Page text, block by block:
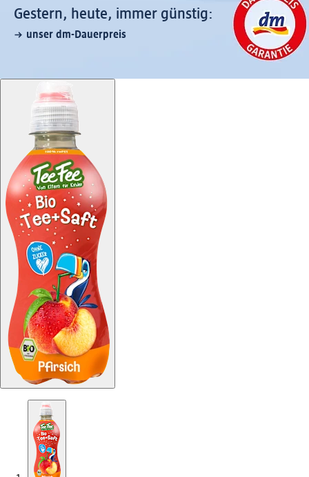
Gestern, heute, immer günstig:
unser dm-Dauerpreis